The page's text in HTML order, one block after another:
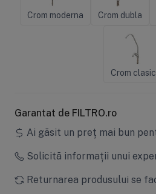
Crom moderna Crom dubla
Crom
Garantat de FILTRO.ro
Ai găsit un preț mai bun
Solicită informații unui
Returnarea produsului se